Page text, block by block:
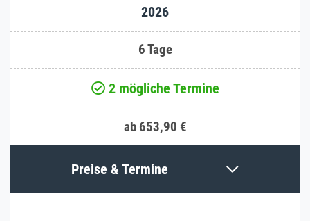
2026
6 Tage
2 mögliche Termine
ab 653,90 €
Preise & Termine